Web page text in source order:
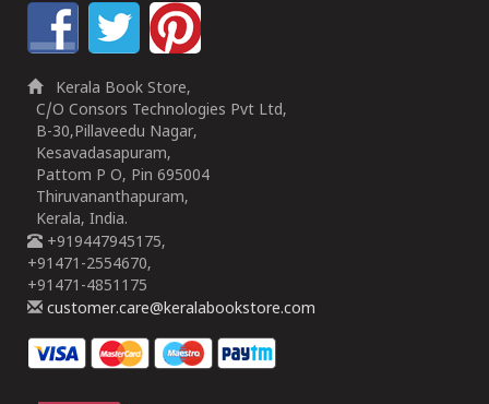
Kerala Book Store,
C/O Consors Technologies Pvt Ltd,
B-30,Pillaveedu Nagar,
Kesavadasapuram,
Pattom P O, Pin 695004
Thiruvananthapuram,
Kerala, India.
+919447945175,
+91471-2554670,
+91471-4851175
customer.care@keralabookstore.com